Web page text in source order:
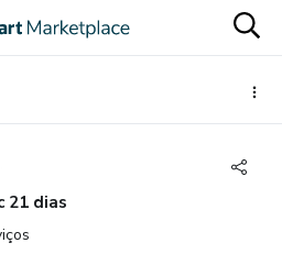
21 dias